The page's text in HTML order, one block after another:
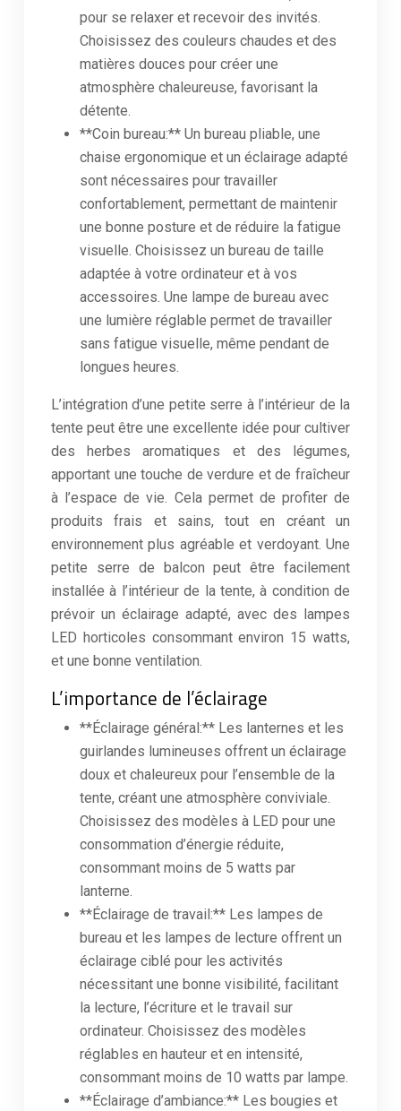
pour se relaxer et recevoir des invités.
Choisissez des couleurs chaudes et des
matières douces pour créer une
atmosphère chaleureuse, favorisant la
détente.
**Coin bureau:** Un bureau pliable, une
chaise ergonomique et un éclairage adapté
sont nécessaires pour travailler
confortablement, permettant de maintenir
une bonne posture et de réduire la fatigue
visuelle. Choisissez un bureau de taille
adaptée à votre ordinateur et à vos
accessoires. Une lampe de bureau avec
une lumière réglable permet de travailler
sans fatigue visuelle, même pendant de
longues heures.
L’intégration d’une petite serre à l’intérieur de la
tente peut être une excellente idée pour cultiver
des herbes aromatiques et des légumes,
apportant une touche de verdure et de fraîcheur
à l’espace de vie. Cela permet de profiter de
produits frais et sains, tout en créant un
environnement plus agréable et verdoyant. Une
petite serre de balcon peut être facilement
installée à l’intérieur de la tente, à condition de
prévoir un éclairage adapté, avec des lampes
LED horticoles consommant environ 15 watts,
et une bonne ventilation.
L’importance de l’éclairage
**Éclairage général:** Les lanternes et les
guirlandes lumineuses offrent un éclairage
doux et chaleureux pour l’ensemble de la
tente, créant une atmosphère conviviale.
Choisissez des modèles à LED pour une
consommation d’énergie réduite,
consommant moins de 5 watts par
lanterne.
**Éclairage de travail:** Les lampes de
bureau et les lampes de lecture offrent un
éclairage ciblé pour les activités
nécessitant une bonne visibilité, facilitant
la lecture, l’écriture et le travail sur
ordinateur. Choisissez des modèles
réglables en hauteur et en intensité,
consommant moins de 10 watts par lampe.
**Éclairage d’ambiance:** Les bougies et